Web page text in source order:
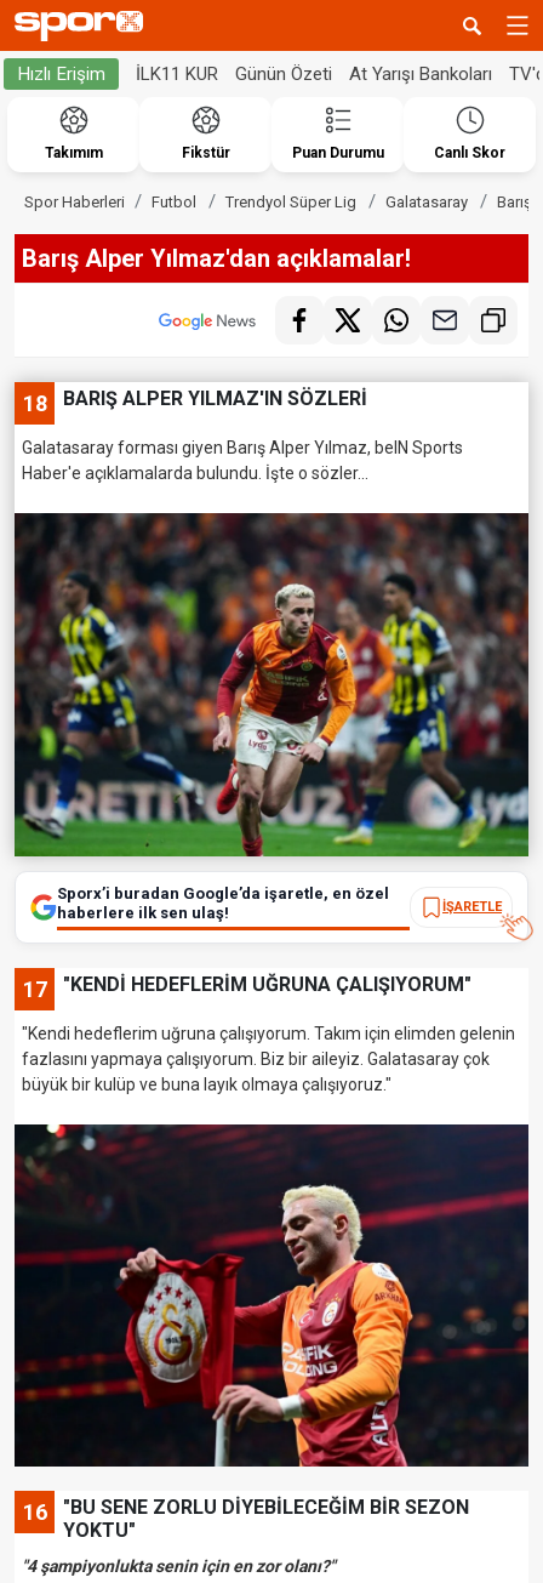
Hızlı Erişim İLK11 KUR Günün Özeti At Yarışı Bankoları
Takımım Fikstür Puan Durumu Canlı Skor
Spor Haberleri Futbol Trendyol Süper Lig Galatasaray Barış
Barış Alper Yılmaz'dan açıklamalar!
18 BARIŞ ALPER YILMAZ'IN SÖZLERİ
Galatasaray forması giyen Barış Alper Yılmaz, beIN Sports
Haber'e açıklamalarda bulundu. İşte o sözler...
Sporx’i buradan Google’da işaretle, en özel
haberlere ilk sen ulaş!
İŞARETLE
17 "KENDİ HEDEFLERİM UĞRUNA ÇALIŞIYORUM"
"Kendi hedeflerim uğruna çalışıyorum. Takım için elimden gelenin
fazlasını yapmaya çalışıyorum. Biz bir aileyiz. Galatasaray çok
büyük bir kulüp ve buna layık olmaya çalışıyoruz."
16
"BU SENE ZORLU DİYEBİLECEĞİM BİR SEZON
YOKTU"
"4 şampiyonlukta senin için en zor olanı?"